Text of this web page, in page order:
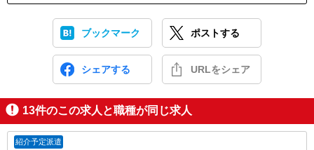
ブックマーク ポストする
シェアする URLをシェア
13件のこの求人と職種が同じ求人
紹介予定派遣